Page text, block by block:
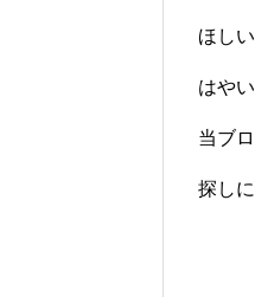
ほし
はや
当ブ
探し